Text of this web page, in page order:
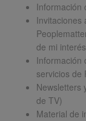
Información
Invitaciones
de mi
Información
servicios de
Newsletters
de TV)
Material de